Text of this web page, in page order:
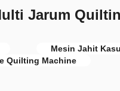
Jarum
Mesin Jahit
Quilting Machine